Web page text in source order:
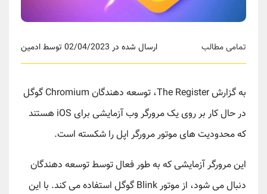
ارسال شده در 02/04/2023 توسط ادمین تمامی مطالب
به گزارش The Register، توسعه دهندگان Chromium گوگل
در حال کار بر روی یک مرورگر وب آزمایشی برای iOS هستند
که محدودیت های موتور مرورگر اپل را شکسته است.
این مرورگر آزمایشی که به طور فعال توسط توسعه دهندگان
دنبال می شود، از موتور Blink گوگل استفاده می کند. با این